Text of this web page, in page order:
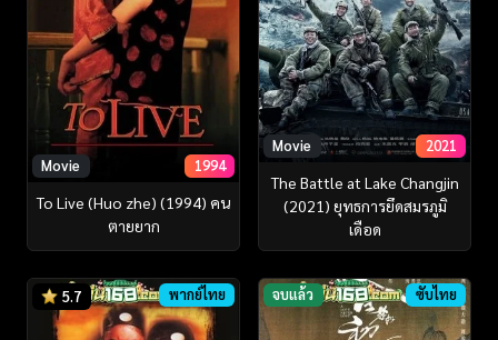
Movie 1994
To Live (Huo zhe) (1994) คน
ตายยาก
Movie 2021
The Battle at Lake Changjin
(2021) ยุทธการยึดสมรภูมิ
เดือด
5.7 พากย์ไทย จบแล้ว ซับไทย